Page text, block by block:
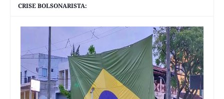
CRISE BOLSONARISTA: